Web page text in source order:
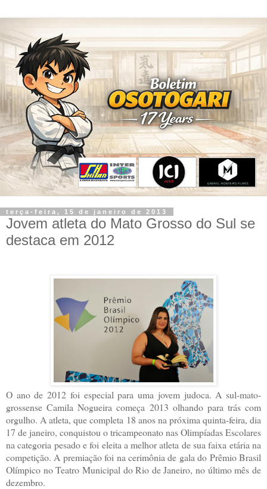
terça-feira, 15 de janeiro de 2013
Jovem atleta do Mato Grosso do Sul se
destaca em 2012
O ano de 2012 foi especial para uma jovem judoca. A sul-mato-
grossense Camila Nogueira começa 2013 olhando para trás com
orgulho. A atleta, que completa 18 anos na próxima quinta-feira, dia
17 de janeiro, conquistou o tricampeonato nas Olimpíadas Escolares
na categoria pesado e foi eleita a melhor atleta de sua faixa etária na
competição. A premiação foi na cerimônia de gala do Prêmio Brasil
Olímpico no Teatro Municipal do Rio de Janeiro, no último mês de
dezembro.